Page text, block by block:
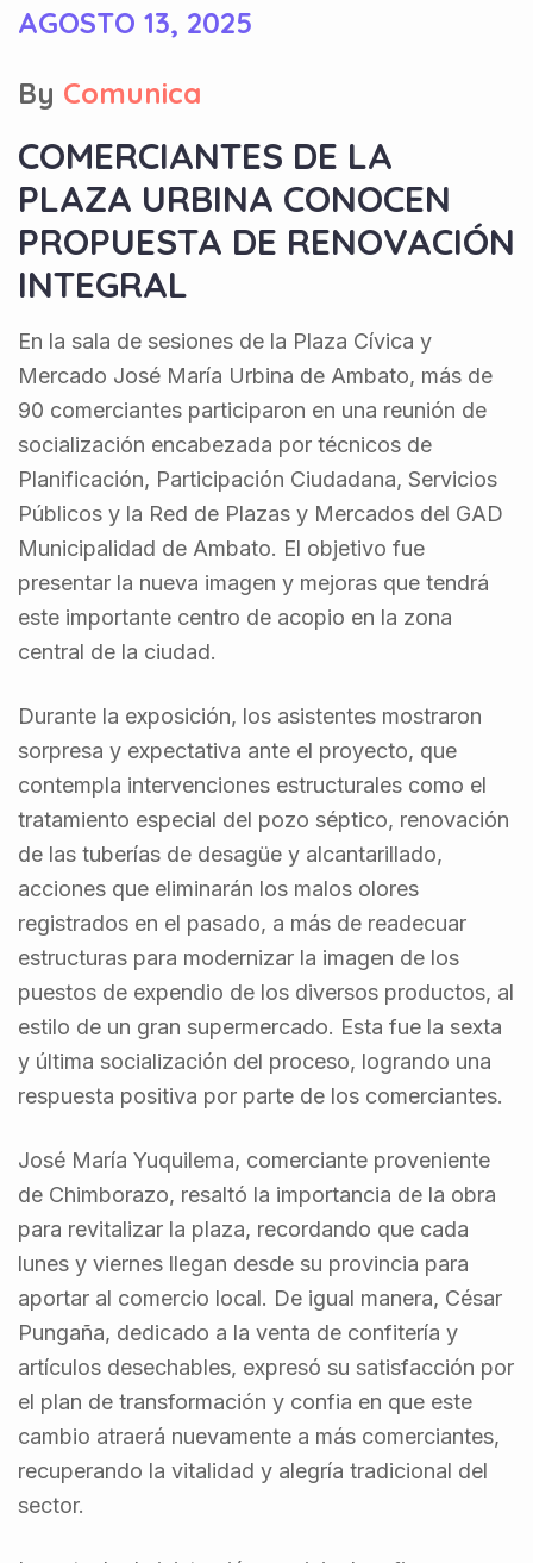
AGOSTO 13, 2025
By Comunica
COMERCIANTES DE LA
PLAZA URBINA CONOCEN
PROPUESTA DE RENOVACIÓN
INTEGRAL
En la sala de sesiones de la Plaza Cívica y
Mercado José María Urbina de Ambato, más de
90 comerciantes participaron en una reunión de
socialización encabezada por técnicos de
Planificación, Participación Ciudadana, Servicios
Públicos y la Red de Plazas y Mercados del GAD
Municipalidad de Ambato. El objetivo fue
presentar la nueva imagen y mejoras que tendrá
este importante centro de acopio en la zona
central de la ciudad.
Durante la exposición, los asistentes mostraron
sorpresa y expectativa ante el proyecto, que
contempla intervenciones estructurales como el
tratamiento especial del pozo séptico, renovación
de las tuberías de desagüe y alcantarillado,
acciones que eliminarán los malos olores
registrados en el pasado, a más de readecuar
estructuras para modernizar la imagen de los
puestos de expendio de los diversos productos, al
estilo de un gran supermercado. Esta fue la sexta
y última socialización del proceso, logrando una
respuesta positiva por parte de los comerciantes.
José María Yuquilema, comerciante proveniente
de Chimborazo, resaltó la importancia de la obra
para revitalizar la plaza, recordando que cada
lunes y viernes llegan desde su provincia para
aportar al comercio local. De igual manera, César
Pungaña, dedicado a la venta de confitería y
artículos desechables, expresó su satisfacción por
el plan de transformación y confia en que este
cambio atraerá nuevamente a más comerciantes,
recuperando la vitalidad y alegría tradicional del
sector.